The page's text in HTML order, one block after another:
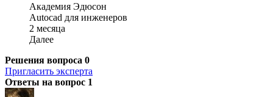
Академия Эдюсон
Autocad для инженеров
2 месяца
Далее
Решения вопроса 0
Пригласить эксперта
Ответы на вопрос 1